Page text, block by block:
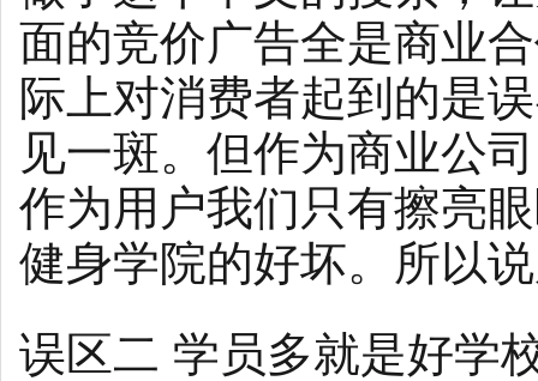
面的竞价广告全是商业
际上对消费者起到的是
见一斑。但作为商业公
作为用户我们只有擦亮
健身学院的好坏。所以
误区二 学员多就是好学